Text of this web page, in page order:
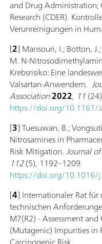
and Drug Administration;
Research (CDER).
Verunreinigungen in
[2] Mansouri, I.; Botton,
M. N-
Krebsrisiko: Eine
Valsartan-Anwendern.
Association2022, 11
https://doi.org/10.1161/
[3] Tuesuwan, B.;
Nitrosamines in
Risk Mitigation.Journal
112(5), 1192–1209.
https://doi.org/10.1016/
[4] Internationaler Rat
technischen
M7(R2) - Assessment
(Mutagenic) Impurities in